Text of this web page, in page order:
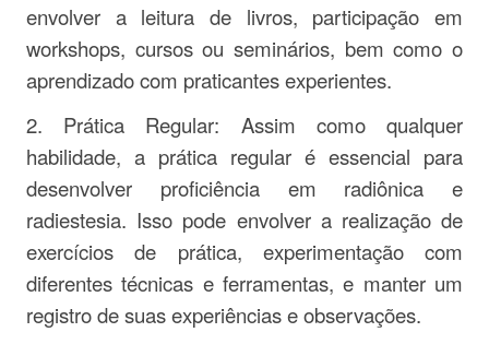
envolver a leitura de livros, participação em
workshops, cursos ou seminários, bem como o
aprendizado com praticantes experientes.
2. Prática Regular: Assim como qualquer
habilidade, a prática regular é essencial para
desenvolver proficiência em radiônica e
radiestesia. Isso pode envolver a realização de
exercícios de prática, experimentação com
diferentes técnicas e ferramentas, e manter um
registro de suas experiências e observações.